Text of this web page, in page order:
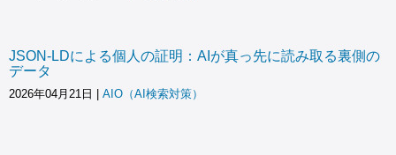
JSON-LDによる個人の証明：AIが真っ先に読み取る裏側の
データ
2026年04月21日 | AIO（AI検索対策）